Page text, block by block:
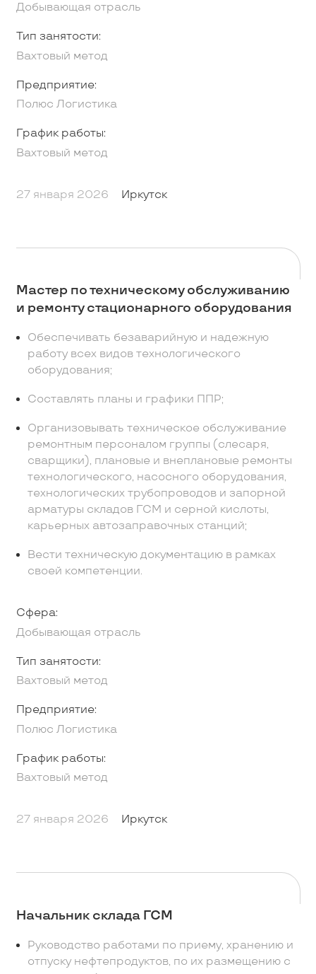
Добывающая отрасль
Тип занятости:
Вахтовый метод
Предприятие:
Полюс Логистика
График работы:
Вахтовый метод
27 января 2026 Иркутск
Мастер по техническому обслуживанию
и ремонту стационарного оборудования
Обеспечивать безаварийную и надежную
работу всех видов технологического
оборудования;
Составлять планы и графики ППР;
Организовывать техническое обслуживание
ремонтным персоналом группы (слесаря,
сварщики), плановые и внеплановые ремонты
технологического, насосного оборудования,
технологических трубопроводов и запорной
арматуры складов ГСМ и серной кислоты,
карьерных автозаправочных станций;
Вести техническую документацию в рамках
своей компетенции.
Сфера:
Добывающая отрасль
Тип занятости:
Вахтовый метод
Предприятие:
Полюс Логистика
График работы:
Вахтовый метод
27 января 2026 Иркутск
Начальник склада ГСМ
Руководство работами по приему, хранению и
отпуску нефтепродуктов, по их размещению с